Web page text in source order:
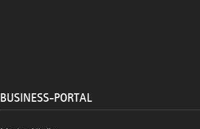
BUSINESS-PORTAL